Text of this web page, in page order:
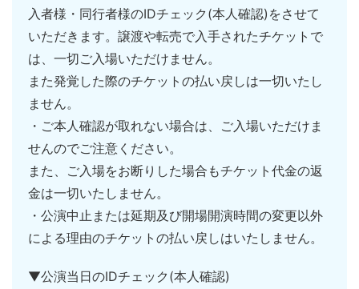
⼊者様・同⾏者様のIDチェック(本⼈確認)をさせて
いただきます。譲渡や転売で入手されたチケットで
は、一切ご入場いただけません。
また発覚した際のチケットの払い戻しは一切いたし
ません。
・ご本⼈確認が取れない場合は、ご⼊場いただけま
せんのでご注意ください。
また、ご⼊場をお断りした場合もチケット代⾦の返
⾦は⼀切いたしません。
・公演中止または延期及び開場開演時間の変更以外
による理由のチケットの払い戻しはいたしません。
▼公演当日のIDチェック(本人確認)